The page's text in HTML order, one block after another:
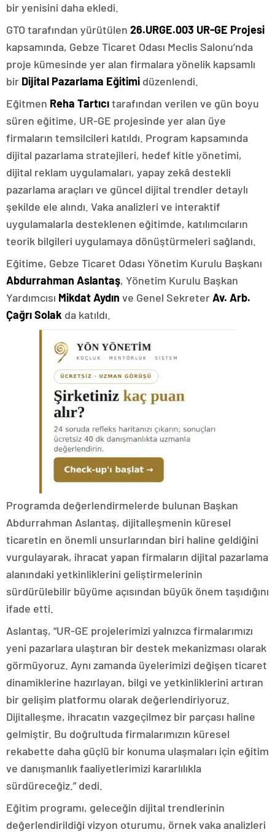
bir yenisini daha ekledi.
GTO tarafından yürütülen 26.URGE.003 UR-GE Projesi
kapsamında, Gebze Ticaret Odası Meclis Salonu’nda
proje kümesinde yer alan firmalara yönelik kapsamlı
bir Dijital Pazarlama Eğitimi düzenlendi.
Eğitmen Reha Tartıcıtarafından verilen ve gün boyu
süren eğitime, UR-GE projesinde yer alan üye
firmaların temsilcileri katıldı. Program kapsamında
dijital pazarlama stratejileri, hedef kitle yönetimi,
dijital reklam uygulamaları, yapay zekâ destekli
pazarlama araçları ve güncel dijital trendler detaylı
şekilde ele alındı. Vaka analizleri ve interaktif
uygulamalarla desteklenen eğitimde, katılımcıların
teorik bilgileri uygulamaya dönüştürmeleri sağlandı.
Eğitime, Gebze Ticaret Odası Yönetim Kurulu Başkanı
Abdurrahman Aslantaş, Yönetim Kurulu Başkan
Yardımcısı Mikdat Aydın ve Genel SekreterAv. Arb.
Çağrı Solak da katıldı.
Programda değerlendirmelerde bulunan Başkan
Abdurrahman Aslantaş, dijitalleşmenin küresel
ticaretin en önemli unsurlarından biri haline geldiğini
vurgulayarak, ihracat yapan firmaların dijital pazarlama
alanındaki yetkinliklerini geliştirmelerinin
sürdürülebilir büyüme açısından büyük önem taşıdığını
ifade etti.
Aslantaş, “UR-GE projelerimizi yalnızca firmalarımızı
yeni pazarlara ulaştıran bir destek mekanizması olarak
görmüyoruz. Aynı zamanda üyelerimizi değişen ticaret
dinamiklerine hazırlayan, bilgi ve yetkinliklerini artıran
bir gelişim platformu olarak değerlendiriyoruz.
Dijitalleşme, ihracatın vazgeçilmez bir parçası haline
gelmiştir. Bu doğrultuda firmalarımızın küresel
rekabette daha güçlü bir konuma ulaşmaları için eğitim
ve danışmanlık faaliyetlerimizi kararlılıkla
sürdüreceğiz.” dedi.
Eğitim programı, geleceğin dijital trendlerinin
değerlendirildiği vizyon oturumu, örnek vaka analizleri